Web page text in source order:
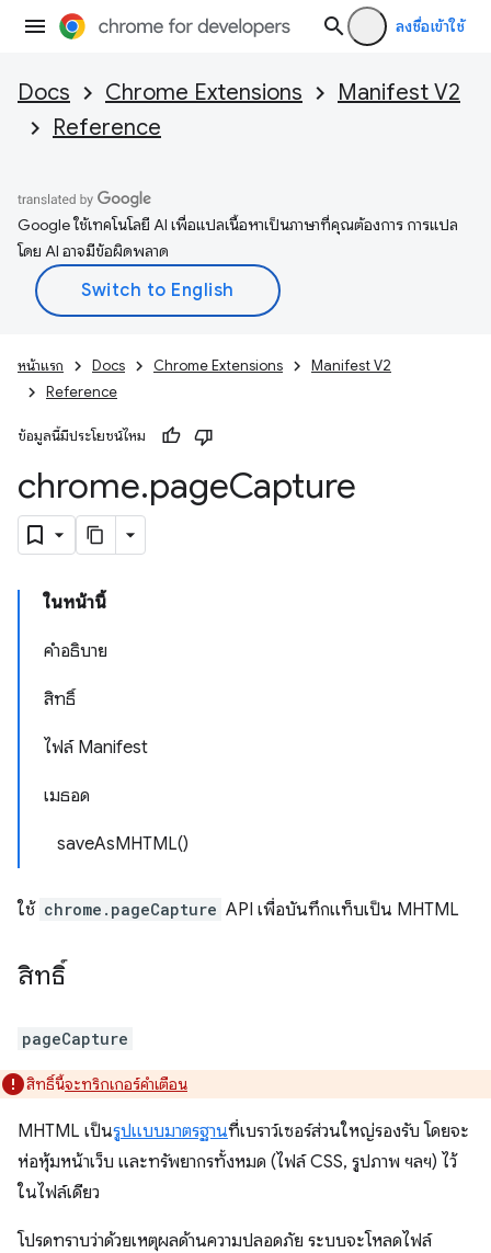
ลงชื่อเข้าใช้
Docs Chrome Extensions
Manifest V2
Reference
Google ใช้เทคโนโลยี AI เพื่อแปลเนื้อหาเป็นภาษาที่คุณต้องการ การแปล
โดย AI อาจมีข้อผิดพลาด
หน้าแรก Docs Chrome Extensions
Manifest V2
Reference
ข้อมูลนี้มีประโยชน์ไหม
chrome.pageCapture
ในหน้านี้
คำอธิบาย
สิทธิ์
ไฟล์ Manifest
เมธอด
saveAsMHTML()
ใช้ chrome.pageCapture API เพื่อบันทึกแท็บเป็น MHTML
สิทธิ์
pageCapture
สิทธิ์นี้จะทริกเกอร์คำเตือน
MHTML เป็นรูปแบบมาตรฐานที่เบราว์เซอร์ส่วนใหญ่รองรับ โดยจะ
ห่อหุ้มหน้าเว็บ และทรัพยากรทั้งหมด (ไฟล์ CSS, รูปภาพ ฯลฯ) ไว้
ในไฟล์เดียว
โปรดทราบว่าด้วยเหตุผลด้านความปลอดภัย ระบบจะโหลดไฟล์